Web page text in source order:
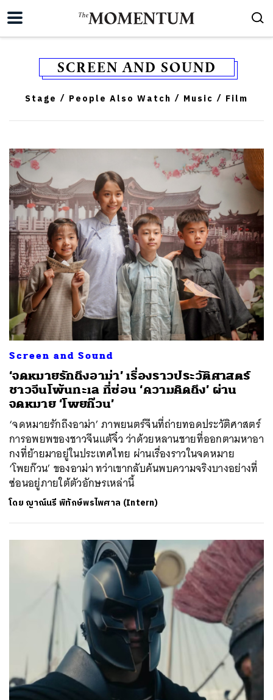
SCREEN AND SOUND
Stage / People Also Watch / Music / Film
Screen and Sound
‘จดหมายรักถึงอาม่า’ เรื่องราวประวัติศาสตร์
ชาวจีนโพ้นทะเล ที่ซ่อน ‘ความคิดถึง’ ผ่าน
จดหมาย ‘โพยก๊วน’
‘จดหมายรักถึงอาม่า’ ภาพยนตร์จีนที่ถ่ายทอดประวัติศาสตร์
การอพยพของชาวจีนแต้จิ๋ว ว่าด้วยหลานชายที่ออกตามหาอา
กงที่ย้ายมาอยู่ในประเทศไทย ผ่านเรื่องราวในจดหมาย
‘โพยก๊วน’ ของอาม่า ทว่าเขากลับค้นพบความจริงบางอย่างที่
ซ่อนอยู่ภายใต้ตัวอักษรเหล่านี้
โดย ญาณ์นรี พิทักษ์พรไพศาล (Intern)